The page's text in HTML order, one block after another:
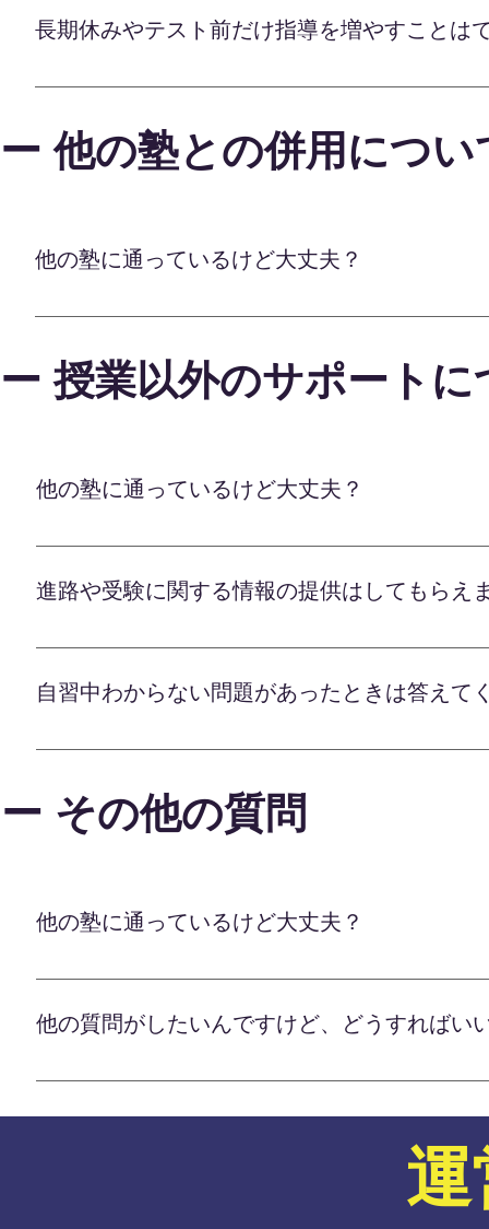
ンをご提供することができます。 自宅で手軽に
つつ、細かいニーズにもきめ細かく対応いたしま
ご相談ください。経験豊富な学習アドバイザーが
理なく取り組めるよう、お子様とご家庭のニーズ
を最大限に伸ばすために、全力でサポートを続け
長期休みやテスト前だけ指導を増やすことは
オンライン学習塾Lafでは、長期休暇やテスト直
可能です。苦手分野の徹底復習や、次の学年に向
前も、通常授業に加えて重点的な対策授業を追加
大切な時期は、しっかりと準備を整えてお子様を
万全のバックアップ体制でお子様の可能性を最大
ー 他の塾との併用につい
他の塾に通っているけど大丈夫？
他の塾や予備校と併用しても全く問題ありません
通塾中の宿題やテストの傾向対策をオンラインで
できます。 また、進学目標に向けて予備校の授
軽にご相談ください。
ー 授業以外のサポートに
他の塾に通っているけど大丈夫？
他の塾や予備校と併用しても全く問題ありません
通塾中の宿題やテストの傾向対策をオンラインで
オンラインならではの利便性を最大限に活かしな
ご提供いたします。 通塾や通学とうまく組み合
軽にご相談ください。
進路や受験に関する情報の提供はしてもらえ
オンライン学習塾のLafでは、進路選択や受験対
しくお話を伺います。 その上で適切な受験対策
適性や希望に沿った進路選択全般についてもきめ
め、 ノウハウを惜しみなく提供いたします。 進
せいただき、 お子様の夢の実現をバックアップさ
自習中わからない問題があったときは答えて
オンライン学習塾のLafでは、授業時間外の自主
における学習内容をしっかりと指導いたします。
習状況を把握、 理解が不十分な箇所や分からな
りながらも、まるで家庭教師が常に傍にいるよう
プいたします。 質の高い指導で可能性を最大限に
ー その他の質問
他の塾に通っているけど大丈夫？
他の塾や予備校と併用しても全く問題ありません
通塾中の宿題やテストの傾向対策をオンラインで
オンラインならではの利便性を最大限に活かしな
他の質問がしたいんですけど、どうすればい
その他の質問は公式LINEにてご連絡ください！
運